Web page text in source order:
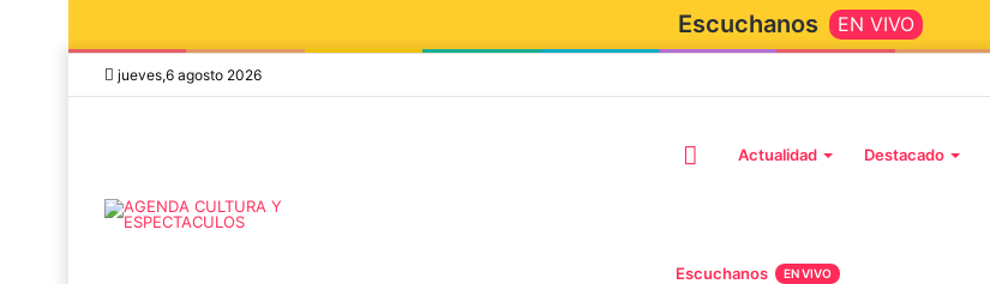
Escuchanos EN VIVO
jueves,6 agosto 2026
Actualidad Destacado
Escuchanos EN VIVO